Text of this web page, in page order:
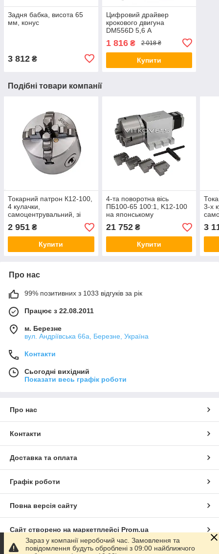
Задня бабка, висота 65
мм, конус
3 812 ₴
Цифровий драйвер
крокового двигуна
DM556D 5,6 А
1 816₴ 2 018 ₴
Купити
Подібні товари компанії
Токарний патрон К12-100,
4 кулачки,
самоцентрувальний, зі
зворотними кулачками,
внутрішній діаметр 22 мм
2 951 ₴
Купити
4-та поворотна вісь
ПБ100-65 100:1, K12-100
на японському
безлюфтовому
гармонічному (хвиляному)
редукторі
21 752₴
Купити
3-х
зі
3
Про нас
99% позитивних з 1033 відгуків за рік
Працює з 22.08.2011
м. Березне
вул. Андріївська 66а, Березне, Україна
Контакти
Сьогодні вихідний
Показати весь графік роботи
Про нас
Контакти
Доставка та оплата
Графік роботи
Повна версія сайту
Сайт створено на маркетплейсі Prom.ua
Зараз у компанії неробочий час. Замовлення та
повідомлення будуть оброблені з 09:00 найближчого